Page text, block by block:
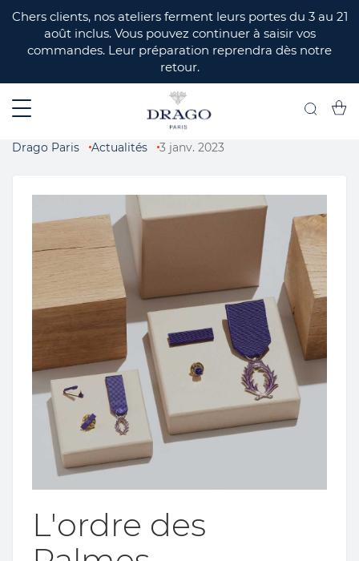
Chers clients, nos ateliers ferment leurs portes du 3 au 21
août inclus. Vous pouvez continuer à saisir vos
commandes. Leur préparation reprendra dès notre
retour.
Drago Paris Actualités 3 janv. 2023
GUIDE
L'ordre des